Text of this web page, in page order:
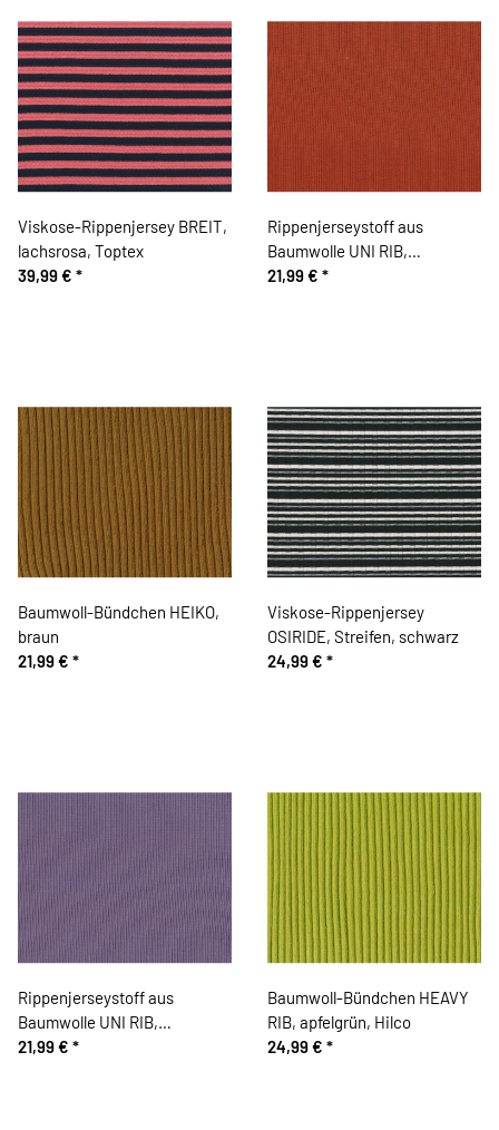
Viskose-Rippenjersey BREIT,
lachsrosa, Toptex
39,99 € *
Rippenjerseystoff aus
Baumwolle UNI RIB,
terracotta
21,99 € *
Baumwoll-Bündchen HEIKO,
braun
21,99 € *
Viskose-Rippenjersey
OSIRIDE, Streifen, schwarz
24,99 € *
Rippenjerseystoff aus
Baumwolle UNI RIB,
lavendellila
21,99 € *
Baumwoll-Bündchen HEAVY
RIB, apfelgrün, Hilco
24,99 € *